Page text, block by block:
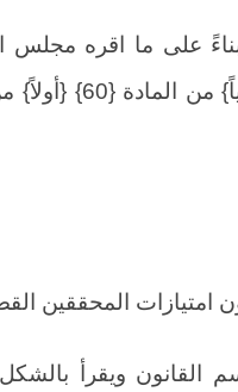
على ما اقره مجلس
المحققين القضائيين
يعدل اسم القانون